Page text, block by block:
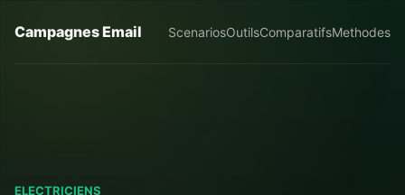
Campagnes Email ScenariosOutilsComparatifsMethodes
ELECTRICIENS